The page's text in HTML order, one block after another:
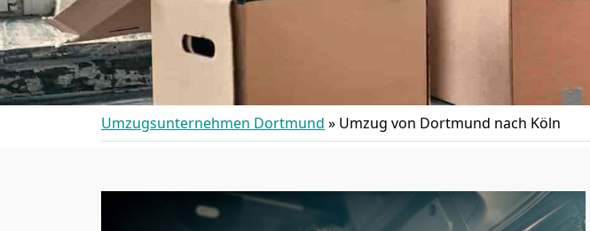
Umzugsunternehmen Dortmund » Umzug von Dortmund nach Köln